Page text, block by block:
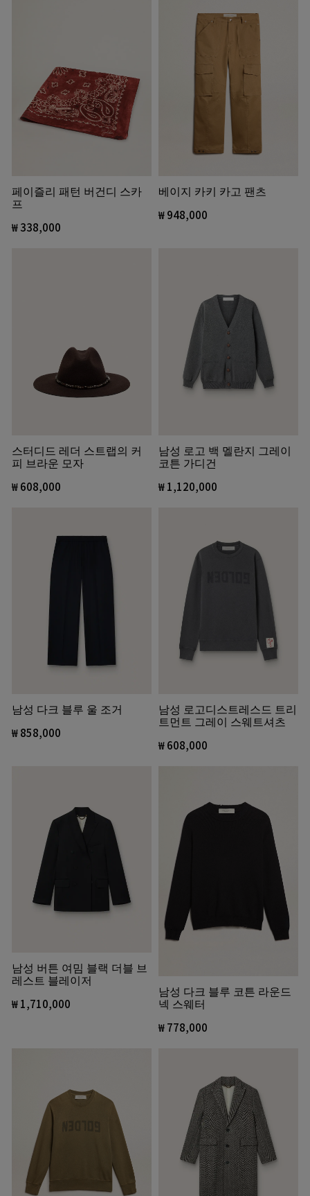
페이즐리 패턴 버건디 스카
프
₩ 338,000
베이지 카키 카고 팬츠
₩ 948,000
스터디드 레더 스트랩의 커
피 브라운 모자
₩ 608,000
남성 로고 백 멜란지 그레이
코튼 가디건
₩ 1,120,000
남성 다크 블루 울 조거
₩ 858,000
남성 로고디스트레스드 트리
트먼트 그레이 스웨트셔츠
₩ 608,000
남성 버튼 여밈 블랙 더블 브
레스트 블레이저
₩ 1,710,000
남성 다크 블루 코튼 라운드
넥 스웨터
₩ 778,000